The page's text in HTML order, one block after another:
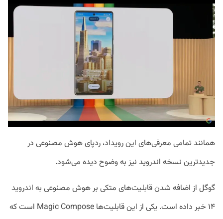
همانند تمامی معرفی‌های این رویداد، ردپای هوش مصنوعی در
جدیدترین نسخه اندروید نیز به وضوح دیده می‌شود.
گوگل از اضافه شدن قابلیت‌های متکی بر هوش مصنوعی به اندروید
۱۴ خبر داده است. یکی از این قابلیت‌ها Magic Compose است که